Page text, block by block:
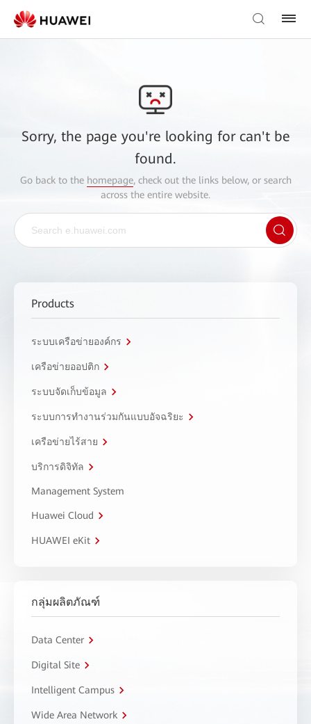
Sorry, the page you're looking for can't be
found.
Go back to the homepage, check out the links below, or search
across the entire website.
Products
ระบบเครือข่ายองค์กร
เครือข่ายออปติก
ระบบจัดเก็บข้อมูล
ระบบการทำงานร่วมกันแบบอัจฉริยะ
เครือข่ายไร้สาย
บริการดิจิทัล
Management System
Huawei Cloud
HUAWEI eKit
กลุ่มผลิตภัณฑ์
Data Center
Digital Site
Intelligent Campus
Wide Area Network